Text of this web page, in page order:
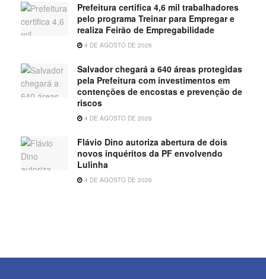
Prefeitura certifica 4,6 mil trabalhadores
pelo programa Treinar para Empregar e
realiza Feirão de Empregabilidade
4 DE AGOSTO DE 2026
Salvador chegará a 640 áreas protegidas
pela Prefeitura com investimentos em
contenções de encostas e prevenção de
riscos
4 DE AGOSTO DE 2026
Flávio Dino autoriza abertura de dois
novos inquéritos da PF envolvendo
Lulinha
4 DE AGOSTO DE 2026